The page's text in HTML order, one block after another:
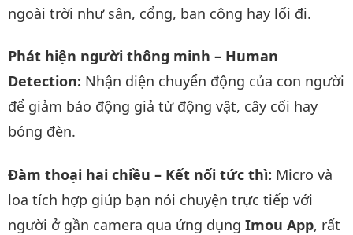
ngoài trời như sân, cổng, ban công hay lối đi.
Phát hiện người thông minh – Human
Detection: Nhận diện chuyển động của con người
để giảm báo động giả từ động vật, cây cối hay
bóng đèn.
Đàm thoại hai chiều – Kết nối tức thì: Micro và
loa tích hợp giúp bạn nói chuyện trực tiếp với
người ở gần camera qua ứng dụng Imou App, rất